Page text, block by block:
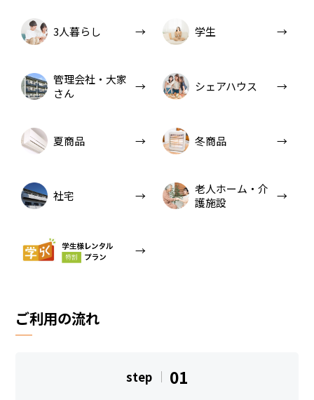
3人暮らし 学生
管理会社・大家
さん
シェアハウス
夏商品 冬商品
社宅
老人ホーム・介
護施設
ご利用の流れ
step 01